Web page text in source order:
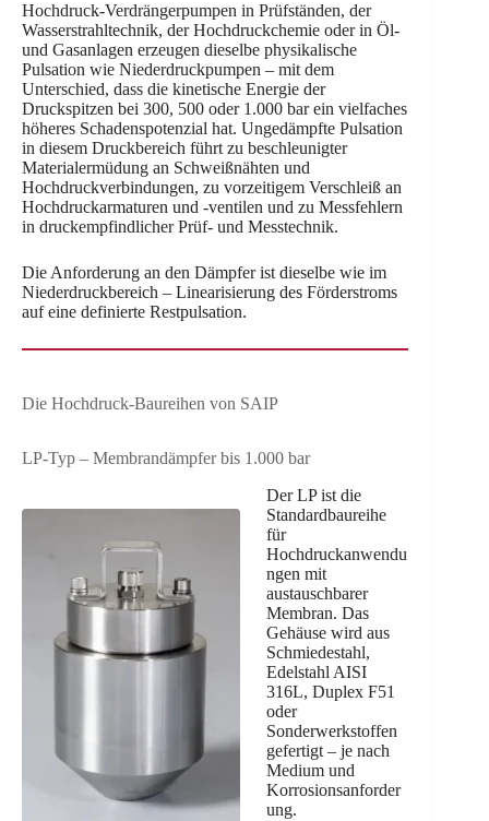
Hochdruck-Verdrängerpumpen in Prüfständen, der
Wasserstrahltechnik, der Hochdruckchemie oder in Öl-
und Gasanlagen erzeugen dieselbe physikalische
Pulsation wie Niederdruckpumpen – mit dem
Unterschied, dass die kinetische Energie der
Druckspitzen bei 300, 500 oder 1.000 bar ein vielfaches
höheres Schadenspotenzial hat. Ungedämpfte Pulsation
in diesem Druckbereich führt zu beschleunigter
Materialermüdung an Schweißnähten und
Hochdruckverbindungen, zu vorzeitigem Verschleiß an
Hochdruckarmaturen und -ventilen und zu Messfehlern
in druckempfindlicher Prüf- und Messtechnik.
Die Anforderung an den Dämpfer ist dieselbe wie im
Niederdruckbereich – Linearisierung des Förderstroms
auf eine definierte Restpulsation.
Die Hochdruck-Baureihen von SAIP
LP-Typ – Membrandämpfer bis 1.000 bar
Der LP ist die
Standardbaureihe
für
Hochdruckanwendu
ngen mit
austauschbarer
Membran. Das
Gehäuse wird aus
Schmiedestahl,
Edelstahl AISI
316L, Duplex F51
oder
Sonderwerkstoffen
gefertigt – je nach
Medium und
Korrosionsanforder
ung.